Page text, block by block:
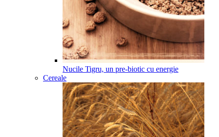
Nucile Tigru, un pre-biotic cu energie
Cereale